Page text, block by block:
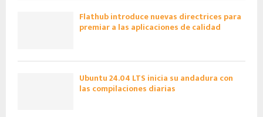
Flathub introduce nuevas directrices para
premiar a las aplicaciones de calidad
Ubuntu 24.04 LTS inicia su andadura con
las compilaciones diarias